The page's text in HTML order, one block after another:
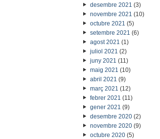
desembre 2021 (3)
novembre 2021 (10)
octubre 2021 (5)
setembre 2021 (6)
agost 2021 (1)
juliol 2021 (2)
juny 2021 (11)
maig 2021 (10)
abril 2021 (9)
març 2021 (12)
febrer 2021 (11)
gener 2021 (9)
desembre 2020(2)
novembre 2020(9)
octubre 2020(5)